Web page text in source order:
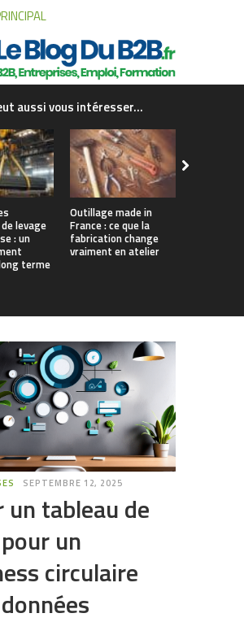
aussi vous intéresser...
levage
: un
terme
Outillage made in
France : ce que la
fabrication change
vraiment en atelier
SEPTEMBRE 12, 2025
un tableau de
un
circulaire